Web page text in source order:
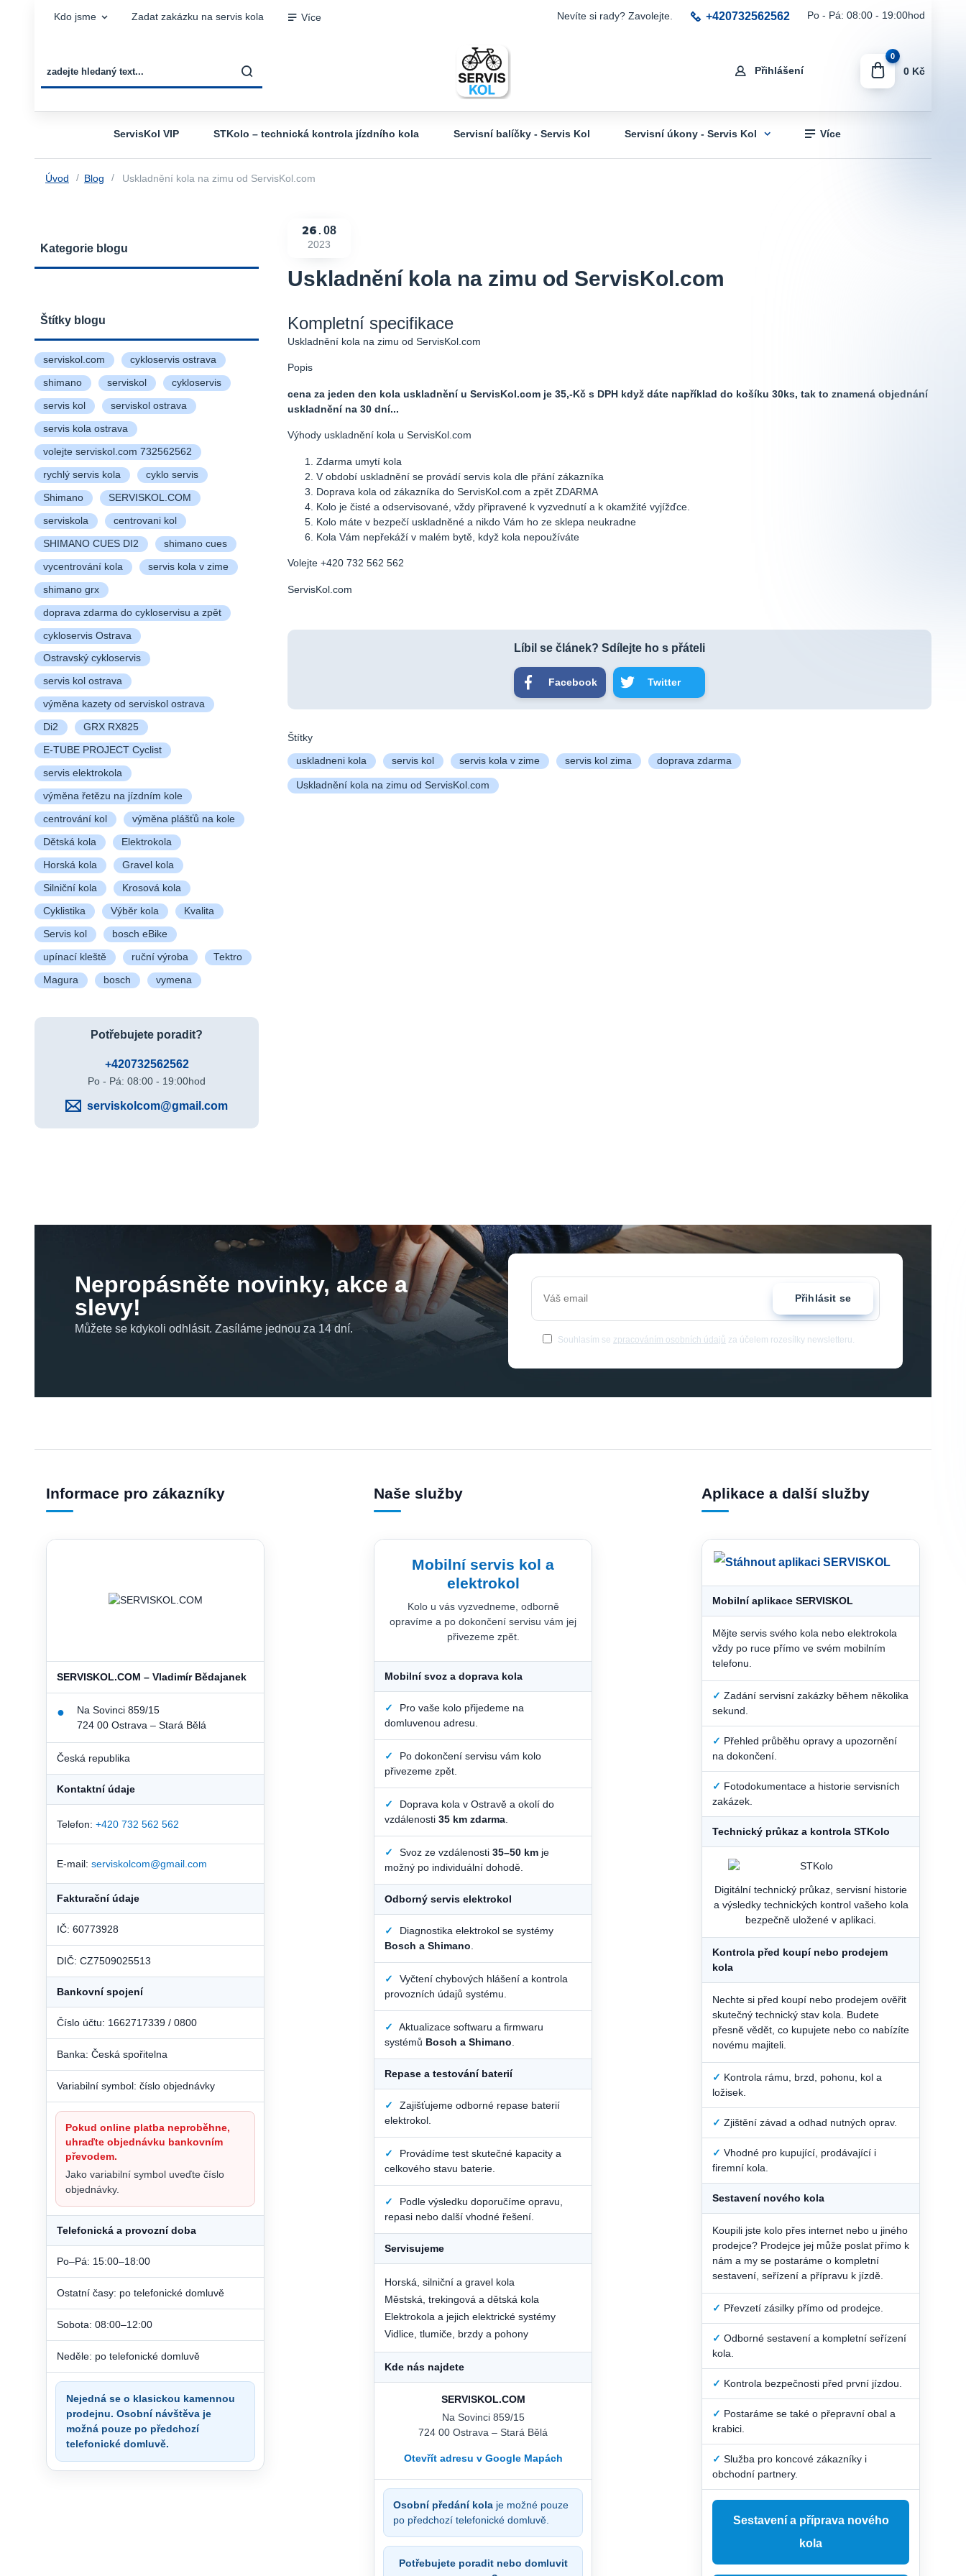
Kdo jsme Zadat zakázku na servis kola Více
Přihlášení
Nevíte si rady? Zavolejte. +420732562562 Po - Pá: 08:00 - 19:00hod
0
0 Kč
ServisKol VIP STKolo – technická kontrola jízdního kola Servisní balíčky - Servis Kol Servisní úkony - Servis Kol Více
Úvod Blog Uskladnění kola na zimu od ServisKol.com
Kategorie blogu
Štítky blogu
serviskol.com cykloservis ostrava
shimano serviskol cykloservis
servis kol serviskol ostrava
servis kola ostrava
volejte serviskol.com 732562562
rychlý servis kola cyklo servis
Shimano SERVISKOL.COM
serviskola centrovani kol
SHIMANO CUES DI2 shimano cues
vycentrování kola servis kola v zime
shimano grx
doprava zdarma do cykloservisu a zpět
cykloservis Ostrava
Ostravský cykloservis
servis kol ostrava
výměna kazety od serviskol ostrava
Di2 GRX RX825
E-TUBE PROJECT Cyclist
servis elektrokola
výměna řetězu na jízdním kole
centrování kol výměna plášťů na kole
Dětská kola Elektrokola
Horská kola Gravel kola
Silniční kola Krosová kola
Cyklistika Výběr kola Kvalita
Servis kol bosch eBike
upínací kleště ruční výroba Tektro
Magura bosch vymena
Potřebujete poradit?
+420732562562
Po - Pá: 08:00 - 19:00hod
serviskolcom@gmail.com
26 08
2023
Uskladnění kola na zimu od ServisKol.com
Kompletní specifikace
Uskladnění kola na zimu od ServisKol.com
Popis
cena za jeden den kola uskladnění u ServisKol.com je 35,-Kč s DPH když dáte například do košíku 30ks, tak to znamená objednání
uskladnění na 30 dní...
Výhody uskladnění kola u ServisKol.com
Zdarma umytí kola
V období uskladnění se provádí servis kola dle přání zákazníka
Doprava kola od zákazníka do ServisKol.com a zpět ZDARMA
Kolo je čisté a odservisované, vždy připravené k vyzvednutí a k okamžité vyjížďce.
Kolo máte v bezpečí uskladněné a nikdo Vám ho ze sklepa neukradne
Kola Vám nepřekáží v malém bytě, když kola nepoužíváte
Volejte +420 732 562 562
ServisKol.com
Líbil se článek? Sdílejte ho s přáteli
Facebook Twitter
Štítky
uskladneni kola servis kol servis kola v zime servis kol zima doprava zdarma
Uskladnění kola na zimu od ServisKol.com
Nepropásněte novinky, akce a
slevy!
Můžete se kdykoli odhlásit. Zasíláme jednou za 14 dní.
Přihlásit se
Souhlasím se zpracováním osobních údajů za účelem rozesílky newsletteru.
Informace pro zákazníky
SERVISKOL.COM – Vladimír Bědajanek
●
Na Sovinci 859/15
724 00 Ostrava – Stará Bělá
Česká republika
Kontaktní údaje
Telefon: +420 732 562 562
E-mail: serviskolcom@gmail.com
Fakturační údaje
IČ: 60773928
DIČ: CZ7509025513
Bankovní spojení
Číslo účtu: 1662717339 / 0800
Banka: Česká spořitelna
Variabilní symbol: číslo objednávky
Pokud online platba neproběhne,
uhraďte objednávku bankovním
převodem.
Jako variabilní symbol uveďte číslo
objednávky.
Telefonická a provozní doba
Po–Pá: 15:00–18:00
Ostatní časy: po telefonické domluvě
Sobota: 08:00–12:00
Neděle: po telefonické domluvě
Nejedná se o klasickou kamennou
prodejnu. Osobní návštěva je
možná pouze po předchozí
telefonické domluvě.
Naše služby
Mobilní servis kol a
elektrokol
Kolo u vás vyzvedneme, odborně
opravíme a po dokončení servisu vám jej
přivezeme zpět.
Mobilní svoz a doprava kola
✓
Pro vaše kolo přijedeme na
domluvenou adresu.
✓
Po dokončení servisu vám kolo
přivezeme zpět.
✓
Doprava kola v Ostravě a okolí do
vzdálenosti 35 km zdarma
✓ Svoz ze vzdálenosti 35–50 km je
možný po individuální dohodě.
Odborný servis elektrokol
✓
Diagnostika elektrokol se systémy
Bosch a Shimano
✓
Vyčtení chybových hlášení a kontrola
provozních údajů systému.
✓
Aktualizace softwaru a firmwaru
systémů Bosch a Shimano
Repase a testování baterií
✓
Zajišťujeme odborné repase baterií
elektrokol.
✓
Provádíme test skutečné kapacity a
celkového stavu baterie.
✓
Podle výsledku doporučíme opravu,
repasi nebo další vhodné řešení.
Servisujeme
Horská, silniční a gravel kola
Městská, trekingová a dětská kola
Elektrokola a jejich elektrické systémy
Vidlice, tlumiče, brzdy a pohony
Kde nás najdete
SERVISKOL.COM
Na Sovinci 859/15
724 00 Ostrava – Stará Bělá
Otevřít adresu v Google Mapách
Osobní předání kola je možné pouze
po předchozí telefonické domluvě.
Potřebujete poradit nebo domluvit
Aplikace a další služby
Mobilní aplikace SERVISKOL
Mějte servis svého kola nebo elektrokola
vždy po ruce přímo ve svém mobilním
telefonu.
✓ Zadání servisní zakázky během několika
sekund.
✓ Přehled průběhu opravy a upozornění
na dokončení.
✓ Fotodokumentace a historie servisních
zakázek.
Technický průkaz a kontrola STKolo
Digitální technický průkaz, servisní historie
a výsledky technických kontrol vašeho kola
bezpečně uložené v aplikaci.
Kontrola před koupí nebo prodejem
kola
Nechte si před koupí nebo prodejem ověřit
skutečný technický stav kola. Budete
přesně vědět, co kupujete nebo co nabízíte
novému majiteli.
✓ Kontrola rámu, brzd, pohonu, kol a
ložisek.
✓ Zjištění závad a odhad nutných oprav.
✓ Vhodné pro kupující, prodávající i
firemní kola.
Sestavení nového kola
Koupili jste kolo přes internet nebo u jiného
prodejce? Prodejce jej může poslat přímo k
nám a my se postaráme o kompletní
sestavení, seřízení a přípravu k jízdě.
✓ Převzetí zásilky přímo od prodejce.
✓ Odborné sestavení a kompletní seřízení
kola.
✓ Kontrola bezpečnosti před první jízdou.
✓ Postaráme se také o přepravní obal a
krabici.
✓ Služba pro koncové zákazníky i
obchodní partnery.
Sestavení a příprava nového
kola